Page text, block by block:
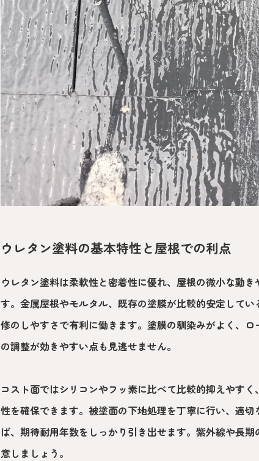
ウレタン塗料の基本特性と屋根での利点
ウレタン塗料は柔軟性と密着性に優れ、屋根の微小な動
す。金属屋根やモルタル、既存の塗膜が比較的安定して
修のしやすさで有利に働きます。塗膜の馴染みがよく、
の調整が効きやすい点も見逃せません。
コスト面ではシリコンやフッ素に比べて比較的抑えやす
性を確保できます。被塗面の下地処理を丁寧に行い、適
ば、期待耐用年数をしっかり引き出せます。紫外線や長
意しましょう。